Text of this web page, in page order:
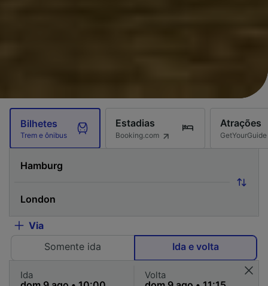
Bilhetes
Trem e ônibus
Estadias
Booking.com
Atrações
GetYourGuide
Via
Somente ida
Ida e volta
Ida Volta